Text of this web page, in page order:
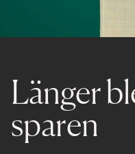
Länger
sparen